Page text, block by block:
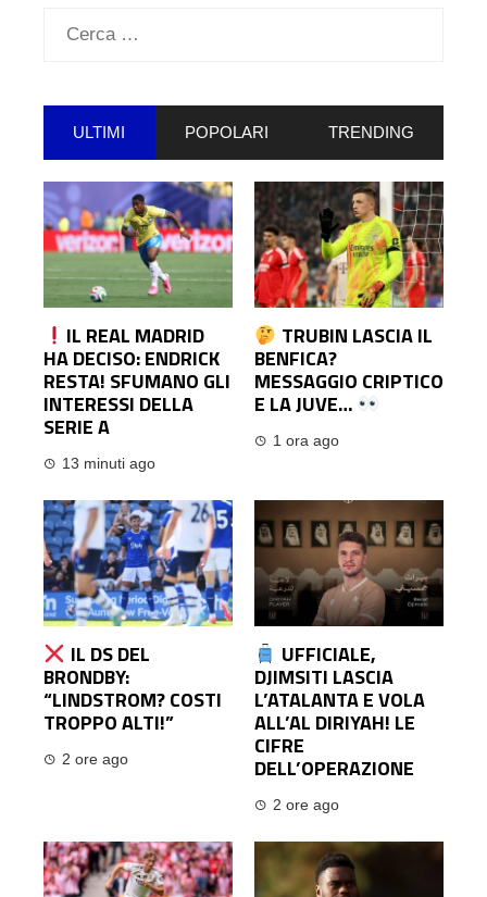
Ricerca
ULTIMI POPOLARI TRENDING
IL REAL MADRID
HA DECISO: ENDRICK
RESTA! SFUMANO GLI
INTERESSI DELLA
SERIE A
13 minuti ago
TRUBIN LASCIA IL
BENFICA?
MESSAGGIO CRIPTICO
E LA JUVE…
1 ora ago
IL DS DEL
BRONDBY:
“LINDSTROM? COSTI
TROPPO ALTI!”
2 ore ago
UFFICIALE,
DJIMSITI LASCIA
L’ATALANTA E VOLA
ALL’AL DIRIYAH! LE
CIFRE
DELL’OPERAZIONE
2 ore ago